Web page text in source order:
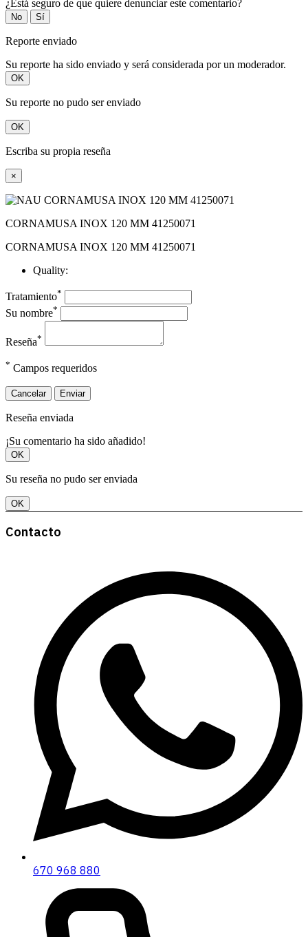
¿Está seguro de que quiere denunciar este comentario?
No Sí
Reporte enviado
Su reporte ha sido enviado y será considerada por un moderador.
OK
Su reporte no pudo ser enviado
OK
Escriba su propia reseña
×
CORNAMUSA INOX 120 MM 41250071
CORNAMUSA INOX 120 MM 41250071
Quality:
Tratamiento*
Su nombre*
Reseña*
* Campos requeridos
Cancelar Enviar
Reseña enviada
¡Su comentario ha sido añadido!
OK
Su reseña no pudo ser enviada
OK
Contacto
670 968 880